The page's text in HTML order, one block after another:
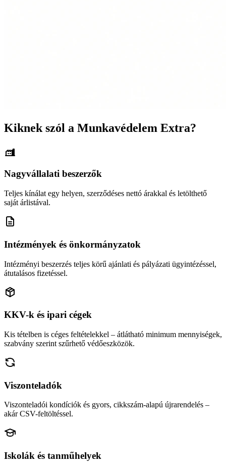
Kiknek szól a Munkavédelem Extra?
Nagyvállalati beszerzők
Teljes kínálat egy helyen, szerződéses nettó árakkal és letölthető
saját árlistával.
Intézmények és önkormányzatok
Intézményi beszerzés teljes körű ajánlati és pályázati ügyintézéssel,
átutalásos fizetéssel.
KKV-k és ipari cégek
Kis tételben is céges feltételekkel – átlátható minimum mennyiségek,
szabvány szerint szűrhető védőeszközök.
Viszonteladók
Viszonteladói kondíciók és gyors, cikkszám-alapú újrarendelés –
akár CSV-feltöltéssel.
Iskolák és tanműhelyek